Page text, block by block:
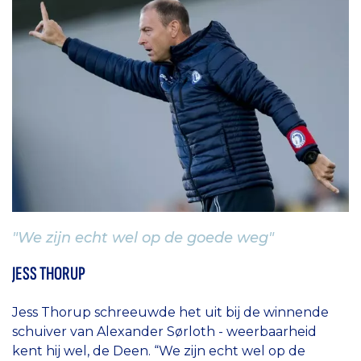
"We zijn echt wel op de goede weg"
JESS THORUP
Jess Thorup schreeuwde het uit bij de winnende
schuiver van Alexander Sørloth - weerbaarheid
kent hij wel, de Deen. “We zijn echt wel op de